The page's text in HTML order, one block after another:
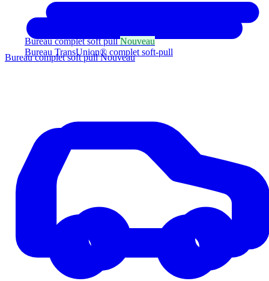
Bureau complet soft pullNouveau
Bureau TransUnion® complet soft-pull
Bureau complet soft pullNouveau